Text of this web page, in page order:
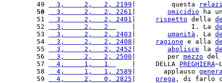
49
  3,     2,   2, 2199
|         questa
50
  3,     2,   2, 2261
omicidio ha
51
  3,     2,   2, 2401
rispetto della
52
  3,     2,   2
    |              I. La
53
  3,     2,   2, 2403
umanità . La
54
  3,     2,   2, 2408
ragione e alla
55
  3,     2,   2, 2452
abolisce la
56
  3,     2,   2, 2500
|        per mezzo
57
  4,     1,   1
    |     DELLA
PREGHIERA
58
  4,     1,   1, 2589
|       applauso
59
  4,     2,   0, 2825
prega , di farlo